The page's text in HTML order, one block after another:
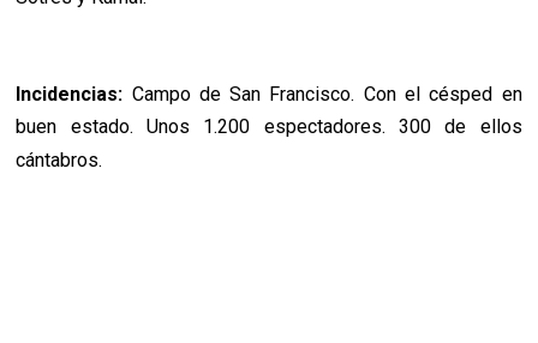
Incidencias: Campo de San Francisco. Con el césped en
buen estado. Unos 1.200 espectadores. 300 de ellos
cántabros.